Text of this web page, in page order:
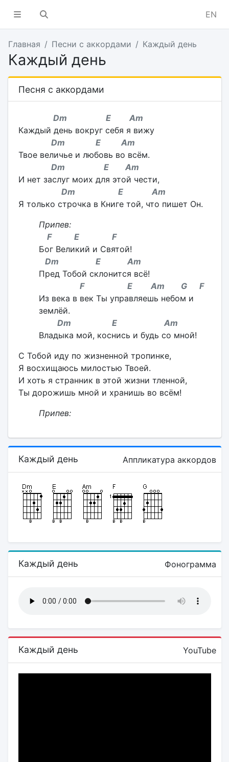
EN
Главная Песни с аккордами Каждый день
Каждый день
Песня с аккордами
Dm E Am
Каждый день вокруг себя я вижу
Dm E Am
Твое величье и любовь во всём.
Dm E Am
И нет заслуг моих для этой чести,
Dm E Am
Я только строчка в Книге той, что пишет Он.
Припев:
F E F
Бог Великий и Святой!
Dm E Am
Пред Тобой склонится всё!
F E Am G F
Из века в век Ты управляешь небом и
землёй.
Dm E Am
Владыка мой, коснись и будь со мной!
С Тобой иду по жизненной тропинке,
Я восхищаюсь милостью Твоей.
И хоть я странник в этой жизни тленной,
Ты дорожишь мной и хранишь во всём!
Припев:
Каждый день Аппликатура аккордов
Каждый день Фонограмма
Каждый день YouTube